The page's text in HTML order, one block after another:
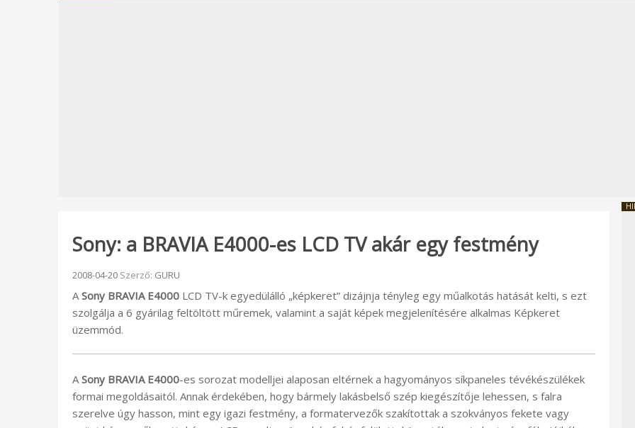
Sony: a BRAVIA E4000-es LCD TV akár egy festmény
Beküldve:
2008-04-20 Szerző: GURU
A Sony BRAVIA E4000 LCD TV-k egyedülálló „képkeret” dizájnja tényleg egy műalkotás hatását kelti, s ezt
szolgálja a 6 gyárilag feltöltött műremek, valamint a saját képek megjelenítésére alkalmas Képkeret
üzemmód.
A Sony BRAVIA E4000-es sorozat modelljei alaposan eltérnek a hagyományos síkpaneles tévékészülékek
formai megoldásaitól. Annak érdekében, hogy bármely lakásbelső szép kiegészítője lehessen, s falra
szerelve úgy hasson, mint egy igazi festmény, a formatervezők szakítottak a szokványos fekete vagy